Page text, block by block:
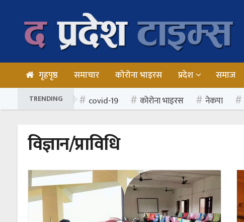
गृहपृष्ठ समाचार कोरोना भाइरस प्रदेश समाज
TRENDING covid-19 कोरोना भाइरस नेकपा
विज्ञान/प्राविधि